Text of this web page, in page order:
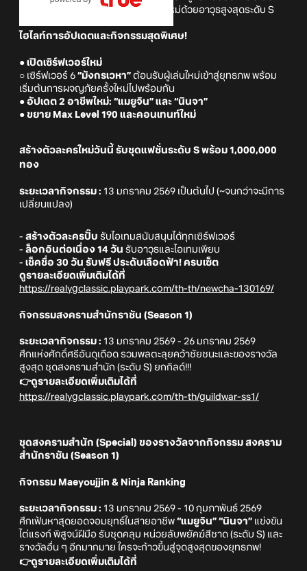
พิเศษสุดกับการต้อนรับจอมยุทธ์หน้าใหม่ด้วยอาวุธสูงสุดระดับ S
ไฮไลท์การอัปเดตและกิจกรรมสุดพิเศษ!
● เปิดเซิร์ฟเวอร์ใหม่
○ เซิร์ฟเวอร์ 6 “มังกรเวหา” ต้อนรับผู้เล่นใหม่เข้าสู่ยุทธภพ พร้อม
เริ่มต้นการผจญภัยครั้งใหม่ไปพร้อมกัน
● อัปเดต 2 อาชีพใหม่: “แมยูจิน” และ “นินจา”
● ขยาย Max Level 190 และคอนเทนท์ใหม่
สร้างตัวละครใหม่วันนี้ รับชุดแฟชั่นระดับ S พร้อม 1,000,000
ทอง
ระยะเวลากิจกรรม : 13 มกราคม 2569 เป็นต้นไป (~จนกว่าจะมีการ
เปลี่ยนแปลง)
- สร้างตัวละครปั๊บ รับไอเทมสนับสนุนได้ทุกเซิร์ฟเวอร์
- ล็อกอินต่อเนื่อง 14 วัน รับอาวุธและไอเทมเพียบ
- เช็คชื่อ 30 วัน รับฟรี ประดับเลือดฟ้า! ครบเซ็ต
ดูรายละเอียดเพิ่มเติมได้ที่
https://realygclassic.playpark.com/th-th/newcha-130169/
กิจกรรมสงครามสำนักราชัน (Season 1)
ระยะเวลากิจกรรม : 13 มกราคม 2569 - 26 มกราคม 2569
ศึกแห่งศักดิ์ศรีอันดุเดือด รวมพลตะลุยคว้าชัยชนะและของรางวัล
สูงสุด ชุดสงครามสำนัก (ระดับ S) ยกกิลด์!!!
👉ดูรายละเอียดเพิ่มเติมได้ที่
https://realygclassic.playpark.com/th-th/guildwar-ss1/
ชุดสงครามสำนัก (Special) ของรางวัลจากกิจกรรม สงคราม
สำนักราชัน (Season 1)
กิจกรรม Maeyoujjin & Ninja Ranking
ระยะเวลากิจกรรม : 13 มกราคม 2569 - 10 กุมภาพันธ์ 2569
ศึกเฟ้นหาสุดยอดจอมยุทธ์ในสายอาชีพ “แมยูจิน” “นินจา” แข่งขัน
ไต่แรงก์ พิสูจน์ฝีมือ รับชุดคลุม หน่วยลับพยัคฆ์สีชาด (ระดับ S) และ
รางวัลอื่น ๆ อีกมากมาย ใครจะก้าวขึ้นสู่จุดสูงสุดของยุทธภพ!
👉ดูรายละเอียดเพิ่มเติมได้ที่